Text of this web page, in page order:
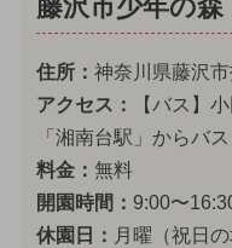
藤沢市少年の森
住所： 神奈川県藤沢
アクセス：
【バス】
「湘南台駅」からバ
料金： 無料
開園時間： 9:00〜
休園日： 月曜（祝日